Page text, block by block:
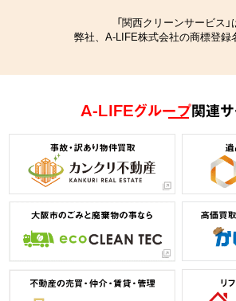
「関西クリーンサービス」
弊社、A-LIFE株式会社の商標登録
A-LIFEグループ関連